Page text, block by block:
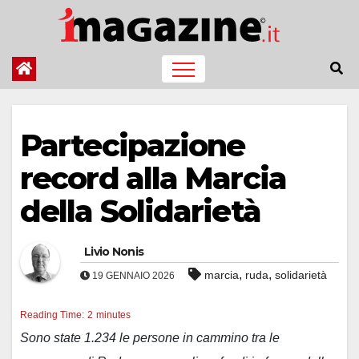
contenuto
Partecipazione
record alla Marcia
della Solidarietà
Livio Nonis
19 GENNAIO 2026 marcia, ruda, solidarietà
Reading Time: 2 minutes
Sono state 1.234 le persone in cammino tra le